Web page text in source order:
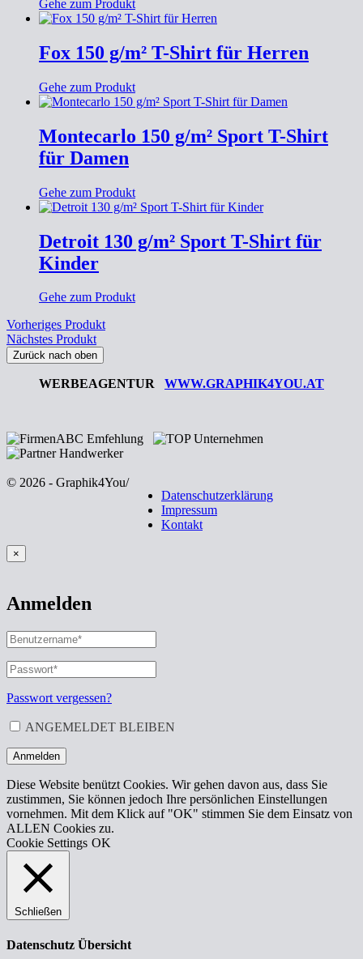
Gehe zum Produkt
Fox 150 g/m² T-Shirt für Herren
Gehe zum Produkt
Montecarlo 150 g/m² Sport T-Shirt
für Damen
Gehe zum Produkt
Detroit 130 g/m² Sport T-Shirt für
Kinder
Gehe zum Produkt
Vorheriges Produkt
Nächstes Produkt
Zurück nach oben
WERBEAGENTUR WWW.GRAPHIK4YOU.AT
© 2026 - Graphik4You/
Datenschutzerklärung
Impressum
Kontakt
×
Anmelden
BENUTZERNAME
ODER
E-
MAIL-
ADRESSE*
ERFORDERLICH
PASSWORT
ERFORDERLICH
Passwort vergessen?
ANGEMELDET BLEIBEN
Anmelden
Diese Website benützt Cookies. Wir gehen davon aus, dass Sie
zustimmen, Sie können jedoch Ihre persönlichen Einstellungen
vornehmen. Mit dem Klick auf "OK" stimmen Sie dem Einsatz von
ALLEN Cookies zu.
Cookie Settings OK
Schließen
Datenschutz Übersicht